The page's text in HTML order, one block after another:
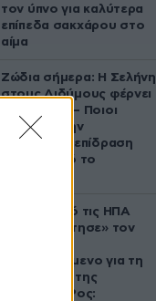
τον ύπνο για καλύτερα
επίπεδα σακχάρου στο
αίμα
Ζώδια σήμερα: Η Σελήνη
στους Διδύμους φέρνει
ανατροπές – Ποιοι
δέχονται την
ευεργετική επίδραση
του Δία από το
Ζευγάρι από τις ΗΠΑ
που «υιοθέτησε» τον
κατηγορούμενο για τη
δολοφονία της
Ελίζαμπεθ Ρος: